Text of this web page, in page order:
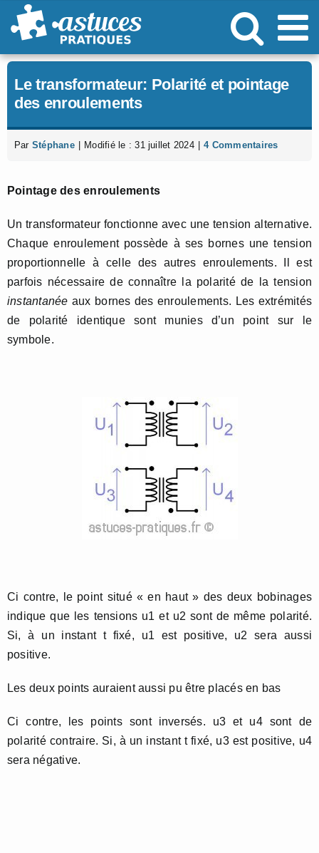
Passer
au
Le transformateur: Polarité et pointage
des enroulements
Par Stéphane Modifié le : 31 juillet 2024 4 Commentaires
Pointage des enroulements
Un transformateur fonctionne avec une tension alternative.
Chaque enroulement possède à ses bornes une tension
proportionnelle à celle des autres enroulements. Il est
parfois nécessaire de connaître la polarité de la tension
instantanée aux bornes des enroulements. Les extrémités
de polarité identique sont munies d’un point sur le
symbole.
Ci contre, le point situé « en haut » des deux bobinages
indique que les tensions u1 et u2 sont de même polarité.
Si, à un instant t fixé, u1 est positive, u2 sera aussi
positive.
Les deux points auraient aussi pu être placés en bas
Ci contre, les points sont inversés. u3 et u4 sont de
polarité contraire. Si, à un instant t fixé, u3 est positive, u4
sera négative.